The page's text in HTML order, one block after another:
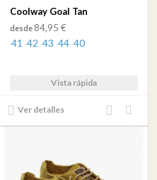
Coolway Goal Tan
desde 84,95 €
41 42 43 44 40
Vista rápida
Ver detalles
Añadir
Añadir
al